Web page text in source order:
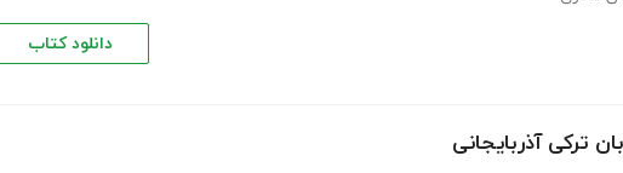
دانلود کتاب
ترکی آذربایجانی